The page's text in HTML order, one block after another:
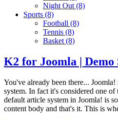
Night Out (8)
Sports (8)
Football (8)
Tennis (8)
Basket (8)
K2 for Joomla | Demo
You've already been there...
system. In fact it's considered one
default article system in Joomla! is
content body and that's it. This is